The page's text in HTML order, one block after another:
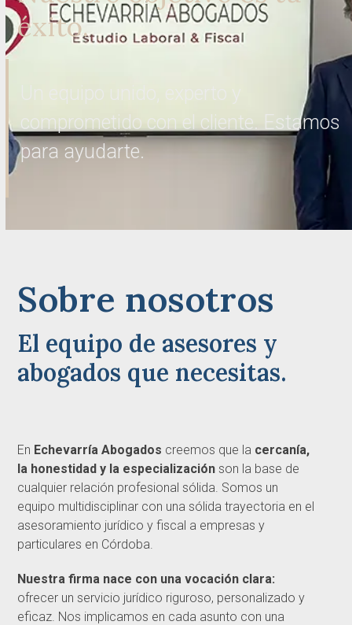
éxito.
Un equipo unido, experto y
comprometido con el cliente. Estamos
para ayudarte.
Sobre nosotros
El equipo de asesores y
abogados que necesitas.
En Echevarría Abogados creemos que la cercanía,
la honestidad y la especialización son la base de
cualquier relación profesional sólida. Somos un
equipo multidisciplinar con una sólida trayectoria en el
asesoramiento jurídico y fiscal a empresas y
particulares en Córdoba.
Nuestra firma nace con una vocación clara:
ofrecer un servicio jurídico riguroso, personalizado y
eficaz. Nos implicamos en cada asunto con una